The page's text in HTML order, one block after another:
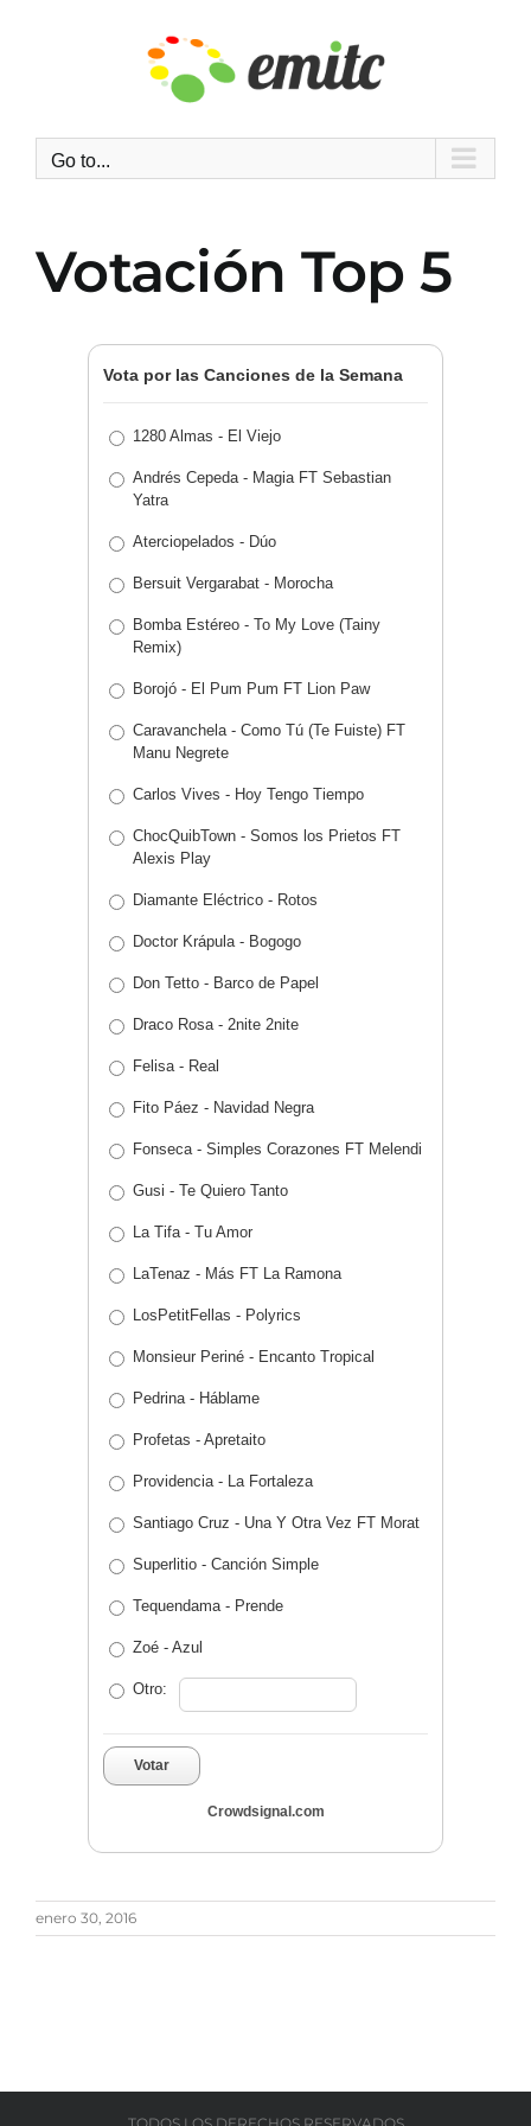
Go to...
Votación Top 5
Vota por las Canciones de la Semana
1280 Almas - El Viejo
Andrés Cepeda - Magia FT Sebastian
Yatra
Aterciopelados - Dúo
Bersuit Vergarabat - Morocha
Bomba Estéreo - To My Love (Tainy
Remix)
Borojó - El Pum Pum FT Lion Paw
Caravanchela - Como Tú (Te Fuiste) FT
Manu Negrete
Carlos Vives - Hoy Tengo Tiempo
ChocQuibTown - Somos los Prietos FT
Alexis Play
Diamante Eléctrico - Rotos
Doctor Krápula - Bogogo
Don Tetto - Barco de Papel
Draco Rosa - 2nite 2nite
Felisa - Real
Fito Páez - Navidad Negra
Fonseca - Simples Corazones FT Melendi
Gusi - Te Quiero Tanto
La Tifa - Tu Amor
LaTenaz - Más FT La Ramona
LosPetitFellas - Polyrics
Monsieur Periné - Encanto Tropical
Pedrina - Háblame
Profetas - Apretaito
Providencia - La Fortaleza
Santiago Cruz - Una Y Otra Vez FT Morat
Superlitio - Canción Simple
Tequendama - Prende
Zoé - Azul
Otro:
Votar
Crowdsignal.com
enero 30, 2016